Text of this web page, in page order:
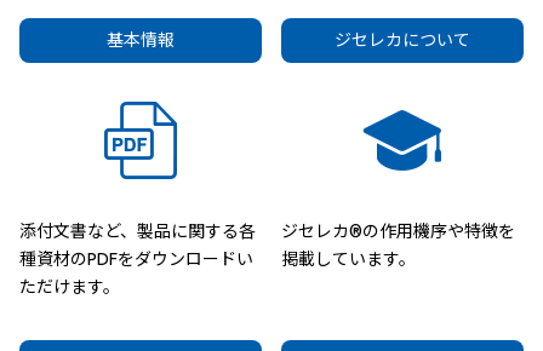
基本情報
添付文書など、製品に関する各
種資材のPDFをダウンロードい
ただけます。
ジセレカについて
ジセレカ®の作用機序や特徴を
掲載しています。